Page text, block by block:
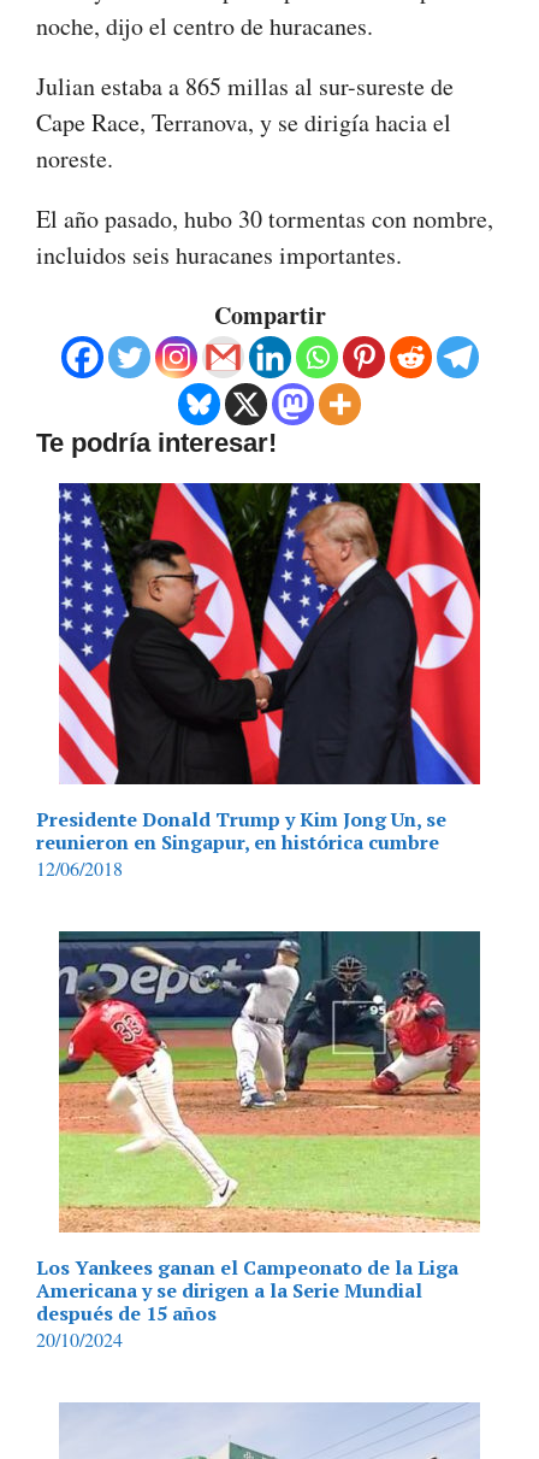
noche, dijo el centro de huracanes.
Julian estaba a 865 millas al sur-sureste de
Cape Race, Terranova, y se dirigía hacia el
noreste.
El año pasado, hubo 30 tormentas con nombre,
incluidos seis huracanes importantes.
Compartir
Te podría interesar!
Presidente Donald Trump y Kim Jong Un, se
reunieron en Singapur, en histórica cumbre
12/06/2018
Los Yankees ganan el Campeonato de la Liga
Americana y se dirigen a la Serie Mundial
después de 15 años
20/10/2024